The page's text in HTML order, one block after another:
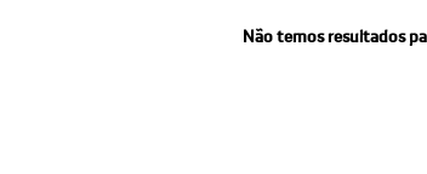
Não temos resultados